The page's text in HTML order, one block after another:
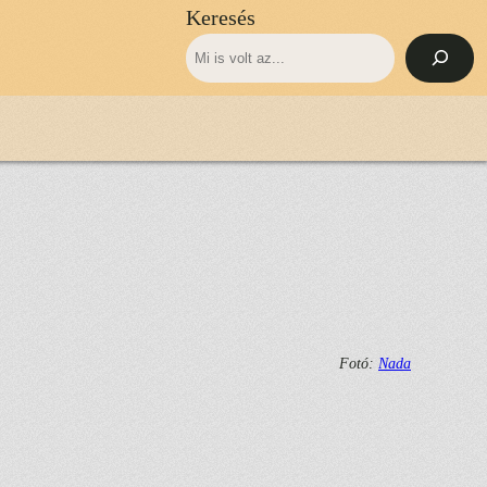
Keresés
Fotó: Nada